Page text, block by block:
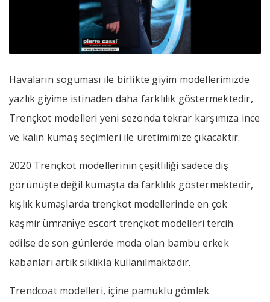
Havaların soguması ile birlikte giyim modellerimizde
yazlık giyime istinaden daha farklılık göstermektedir,
Trençkot modelleri yeni sezonda tekrar karşımıza ince
ve kalın kumaş seçimleri ile üretimimize çıkacaktır.
2020 Trençkot modellerinin çeşitliliği sadece dış
görünüşte değil kumaşta da farklılık göstermektedir,
kışlık kumaşlarda trençkot modellerinde en çok
kaşmirümraniye escort trençkot modelleri tercih
edilse de son günlerde moda olan bambu erkek
kabanları artık sıklıkla kullanılmaktadır.
Trendcoat modelleri, içine pamuklu gömlek